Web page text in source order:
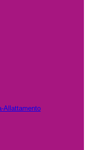
Allattamento